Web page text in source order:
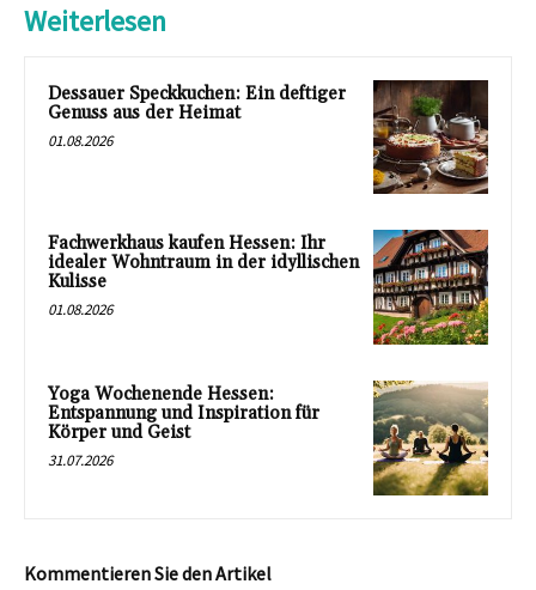
Weiterlesen
Dessauer Speckkuchen: Ein deftiger
Genuss aus der Heimat
01.08.2026
Fachwerkhaus kaufen Hessen: Ihr
idealer Wohntraum in der idyllischen
Kulisse
01.08.2026
Yoga Wochenende Hessen:
Entspannung und Inspiration für
Körper und Geist
31.07.2026
Kommentieren Sie den Artikel